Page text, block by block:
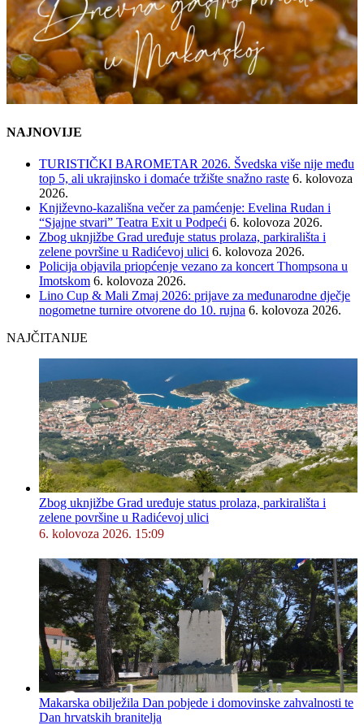
NAJNOVIJE
TURISTIČKI BAROMETAR 2026. Švedska više nije među
top 5, ali ukrajinsko i domaće tržište snažno raste 6. kolovoza
2026.
Književno-kazališna večer za pamćenje: Evelina Rudan i
“Sjajne stvari” Teatra Exit u Podpeći 6. kolovoza 2026.
Zbog uknjižbe Grad uređuje status prolaza, parkirališta i
zelene površine u Radićevoj ulici 6. kolovoza 2026.
Policija objavila priopćenje vezano za koncert Thompsona u
Imotskom 6. kolovoza 2026.
Lino Cup & Mali Zmaj 2026: prijave za međunarodne dječje
nogometne turnire otvorene do 10. rujna 6. kolovoza 2026.
NAJČITANIJE
Zbog uknjižbe Grad uređuje status prolaza, parkirališta i
zelene površine u Radićevoj ulici
6. kolovoza 2026. 15:09
Makarska obilježila Dan pobjede i domovinske zahvalnosti te
Dan hrvatskih branitelja